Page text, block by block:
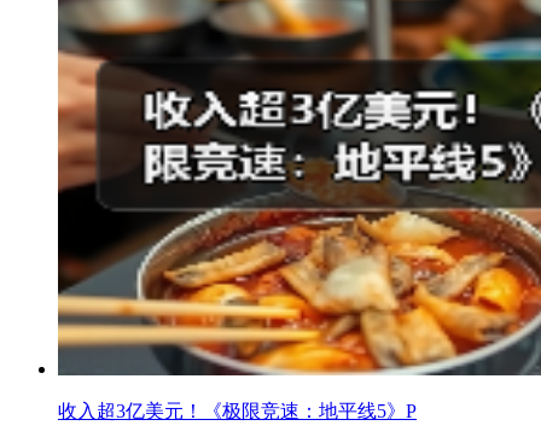
收入超3亿美元！《极限竞速：地平线5》P